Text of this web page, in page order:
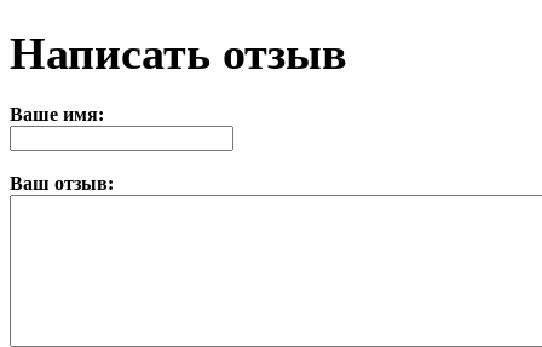
Написать отзыв
Ваше имя:
Ваш отзыв: